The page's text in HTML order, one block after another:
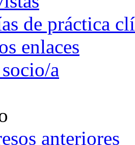
de práctica
enlaces
a
anteriores